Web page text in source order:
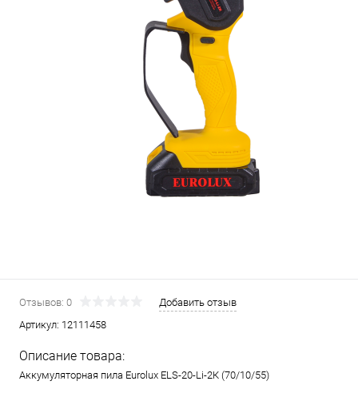
Отзывов: 0
Добавить отзыв
Артикул: 12111458
Описание товара:
Аккумуляторная пила Eurolux ELS-20-Li-2К (70/10/55)